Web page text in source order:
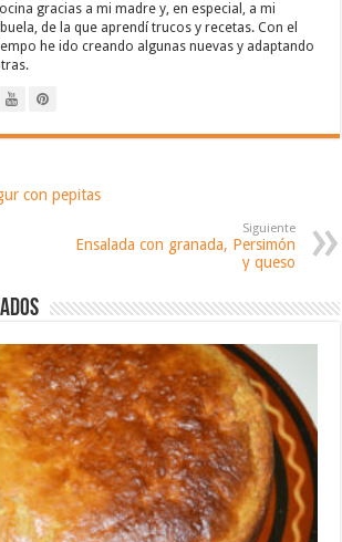
gracias a mi madre y, en especial, a mi
de la que aprendí trucos y recetas. Con el
he ido creando algunas nuevas y adaptando
con pepitas
Siguiente
Ensalada con granada, Persimón
y queso